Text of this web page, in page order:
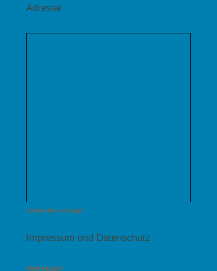
Adresse
Größere Karte anzeigen
Impressum und Datenschutz
Impressum